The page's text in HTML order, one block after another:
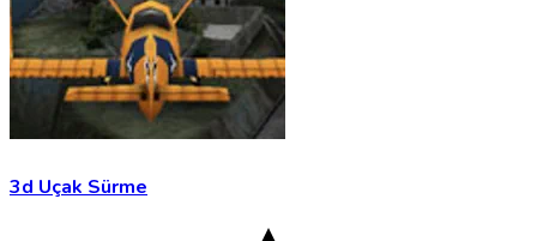
3d Uçak Sürme